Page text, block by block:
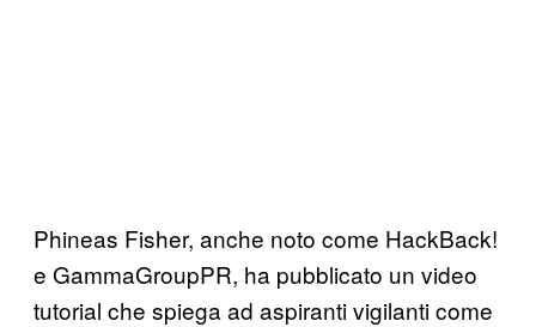
Phineas Fisher, anche noto come HackBack!
e GammaGroupPR, ha pubblicato un video
tutorial che spiega ad aspiranti vigilanti come